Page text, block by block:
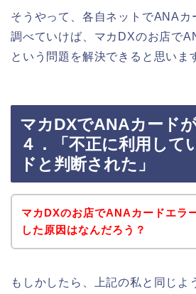
そうやって、各自ネットでANAカ
調べていけば、マカDXのお店で
という問題を解決できると思いま
マカDXでANAカード
４．「不正に利用して
ドと判断された」
マカDXのお店でANAカードエラ
した原因はなんだろう？
もしかしたら、上記の私と同じよ